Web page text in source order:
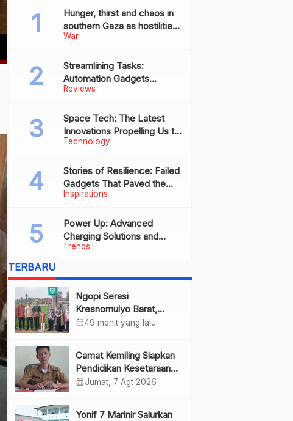
War
Hunger, thirst and chaos in
southern Gaza as hostilities
drive humanitarian aid to the
Reviews
Streamlining Tasks:
Automation Gadgets
Revolutionizing Everyday
Technology
Space Tech: The Latest
Innovations Propelling Us to
New Frontiers
Inspirations
Stories of Resilience: Failed
Gadgets That Paved the
Way for Future Successes
Trends
Power Up: Advanced
Charging Solutions and
Battery Tech Innovations
TERBARU
Ngopi Serasi
Kresnomulyo Barat,
Bupati Pringsewu Serap
calendar_month49 menit yang lalu
Camat Kemiling Siapkan
Pendidikan Kesetaraan
untuk Dini
calendar_monthJumat, 7 Agt 2026
Yonif 7 Marinir Salurkan